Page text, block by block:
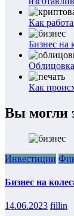
Как
Бизнес на
Как
Вы могли
Инвестиции
Бизнес на
14.06.2023 fillin